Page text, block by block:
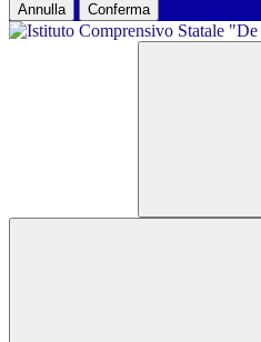
Annulla Conferma